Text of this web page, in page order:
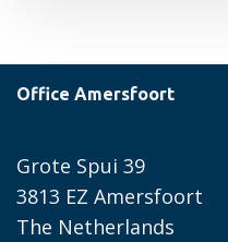
over
Nieuw
SmartTrackers:
onze
AI-
Office Amersfoort
Grote Spui 39
3813 EZ Amersfoort
The Netherlands